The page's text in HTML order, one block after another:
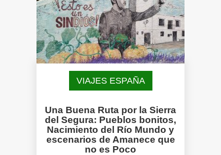
VIAJES ESPAÑA
Una Buena Ruta por la Sierra
del Segura: Pueblos bonitos,
Nacimiento del Río Mundo y
escenarios de Amanece que
no es Poco